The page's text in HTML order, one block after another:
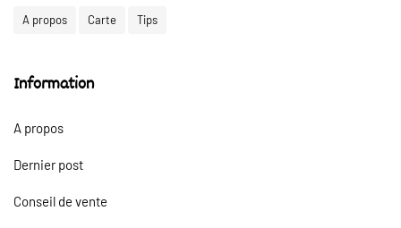
A propos Carte Tips
Information
A propos
Dernier post
Conseil de vente